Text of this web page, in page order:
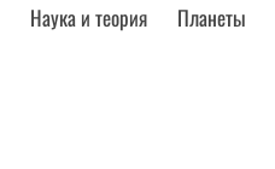
Наука и теория Планеты